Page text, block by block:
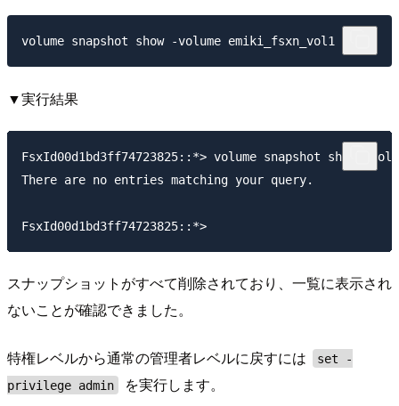
▼実行結果
FsxId00d1bd3ff74723825::*> volume snapshot show -
There are no entries matching your query.
スナップショットがすべて削除されており、一覧に表示され
ないことが確認できました。
特権レベルから通常の管理者レベルに戻すには
set -
privilege admin
を実行します。